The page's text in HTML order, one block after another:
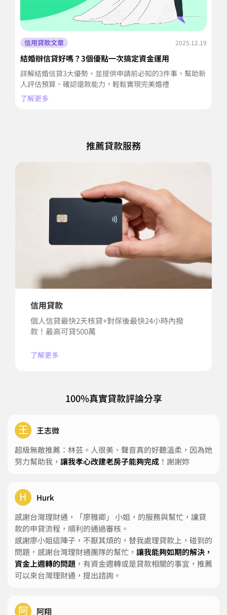
信用貸款文章 2025.12.19
結婚辦信貸好嗎？3個優點一次搞定資金運用
詳解結婚信貸3大優勢，並提供申請前必知的3件事，幫助新
人評估預算、確認還款能力，輕鬆實現完美婚禮
了解更多
推薦貸款服務
信用貸款
個人信貸最快2天核貸+對保後最快24小時內撥
款！最高可貸500萬
了解更多
100%真實貸款評論分享
王
王志微
超級無敵推薦：林芸。人很美、聲音真的好聽溫柔，因為她
努力幫助我， 讓我孝心改建老房子能夠完成 ！謝謝妳
H
Hurk
感謝台灣理財通，「廖雅卿」 小姐，的服務與幫忙，讓貸
款的申貸流程，順利的通過審核。
感謝廖小姐這陣子，不厭其煩的，替我處理貸款上，碰到的
問題，感謝台灣理財通團隊的幫忙， 讓我能夠如期的解決，
資金上週轉的問題 ，有資金週轉或是貸款相關的事宜，推薦
可以來台灣理財通，提出諮詢。
阿
阿翔